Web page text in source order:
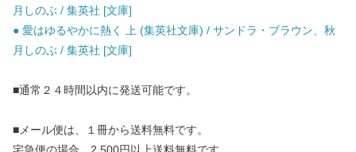
月しのぶ / 集英社 [文庫]
● 愛はゆるやかに熱く 上 (集英社文庫) / サンドラ・ブラウン、秋
月しのぶ / 集英社 [文庫]
■通常２４時間以内に発送可能です。
■メール便は、１冊から送料無料です。